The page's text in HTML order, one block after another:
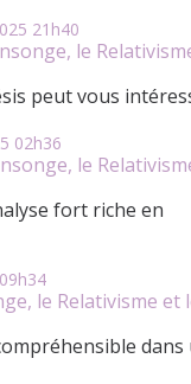
21h40
le
peut vous
02h36
le
fort riche en
09h34
le Relativisme et
dans